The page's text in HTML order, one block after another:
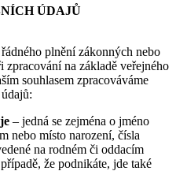
ÚDAJŮ
plnění zákonných nebo
na základě veřejného
souhlasem zpracováváme
– jedná se zejména o jméno
nebo místo narození, čísla
na rodném či oddacím
že podnikáte, jde také